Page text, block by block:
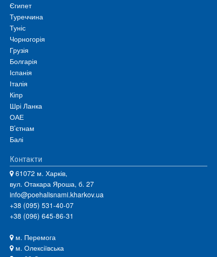
Єгипет
Туреччина
Туніс
Чорногорія
Грузія
Болгарія
Іспанія
Італія
Кіпр
Шрі Ланка
ОАЕ
В’єтнам
Балі
Контакти
61072 м. Харків,
вул. Отакара Яроша, б. 27
info@poehalisnami.kharkov.ua
+38 (095) 531-40-07
+38 (096) 645-86-31
м. Перемога
м. Олексіївська